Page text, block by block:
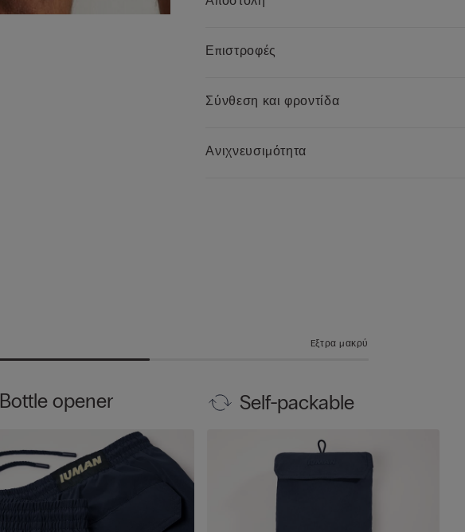
Επιστροφές
Σύνθεση και φροντίδα
Ανιχνευσιμότητα
Eξτρα μακρύ
Bottle opener Self-packable